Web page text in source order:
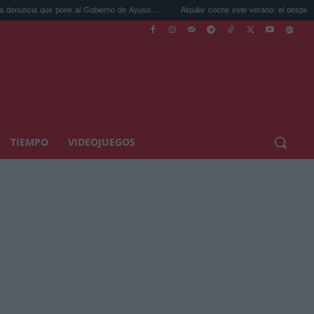
al Gobierno de Ayuso ... Alquilar coche este verano: el despiste al devolve...
TIEMPO VIDEOJUEGOS